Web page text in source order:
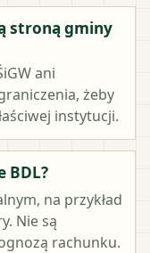
stroną gminy
ani
żeby
instytucji.
BDL?
na przykład
Nie są
rachunku.